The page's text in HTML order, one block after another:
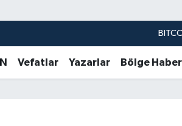
Vefatlar Yazarlar Bölge